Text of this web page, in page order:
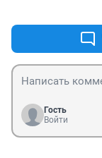
Гость
Войти